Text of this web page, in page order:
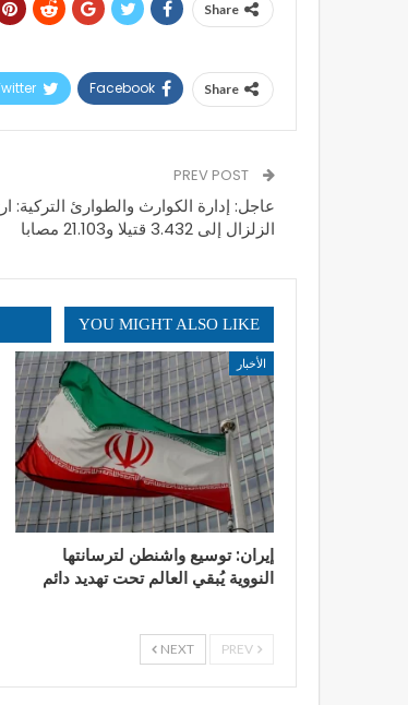
Share
Share
Facebook
عاجل: إدارة الكوارث والطوارئ التركية:
الزلزال إلى 3.432 قتيلا و21.103 مصابا
YOU MIGHT ALSO LIKE
الأخبار
إيران: توسيع واشنطن لترسانتها
النووية يُبقي العالم تحت تهديد دائم
NEXT